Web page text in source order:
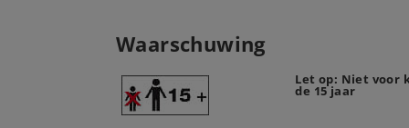
Waarschuwing
Let op: Niet voor
de 15 jaar